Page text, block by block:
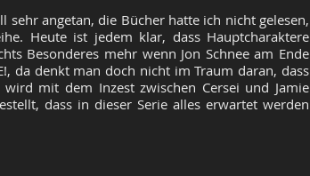
angetan, die Bücher hatte ich nicht gelesen,
Heute ist jedem klar, dass Hauptcharaktere
Besonderes mehr wenn Jon Schnee am Ende
da denkt man doch nicht im Traum daran, dass
mit dem Inzest zwischen Cersei und Jamie
dass in dieser Serie alles erwartet werden